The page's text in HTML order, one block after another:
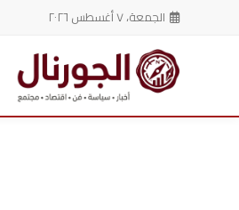
الجمعة، ٧ أغسطس ٢٠٢٦